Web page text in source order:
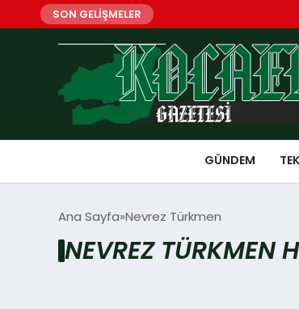
SON GELİŞMELER
GÜNDEM
Ana Sayfa Nevrez Türkmen
NEVREZ TÜRKMEN